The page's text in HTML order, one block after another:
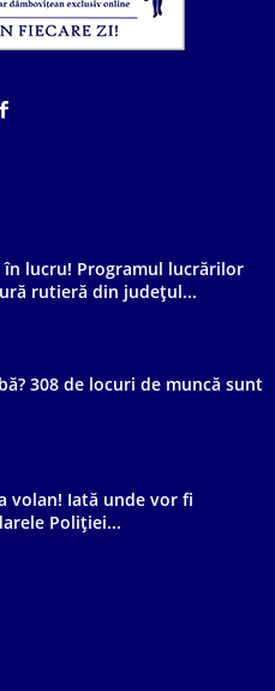
lucru! Programul lucrărilor
rutieră din județul...
308 de locuri de muncă sunt
volan! Iată unde vor fi
Poliției...